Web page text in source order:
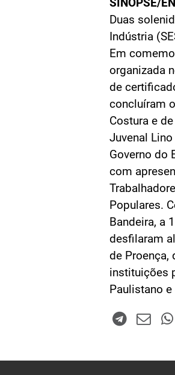
SINOPSE/
Duas
Indústria
Em
organizada
de
concluíram
Costura e
Juvenal
Governo do
com
Populares.
Bandeira, a
desfilaram
de Proença,
instituições
Paulistano